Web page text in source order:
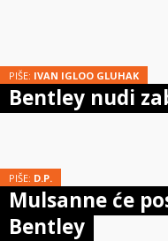
PIŠE: IVAN IGLOO GLUHAK
Bentley nudi
PIŠE: D.P.
Mulsanne će
Bentley